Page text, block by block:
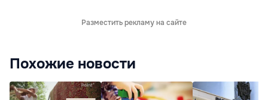
Разместить рекламу на сайте
Похожие новости